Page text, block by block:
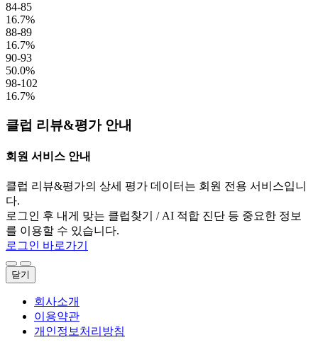
84-85
16.7%
88-89
16.7%
90-93
50.0%
98-102
16.7%
클럽 리뷰&평가 안내
회원 서비스 안내
클럽 리뷰&평가의 상세 평가 데이터는 회원 전용 서비스입니
다.
로그인 후 내게 맞는 클럽찾기 / AI 적합 진단 등 중요한 정보
를 이용할 수 있습니다.
로그인 바로가기
닫기
회사소개
이용약관
개인정보처리방침